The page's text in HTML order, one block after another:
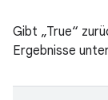
Gibt „True“
Ergebnisse